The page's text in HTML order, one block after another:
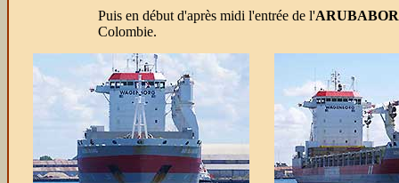
Puis en début d'après midi l'entrée de l'
Colombie.